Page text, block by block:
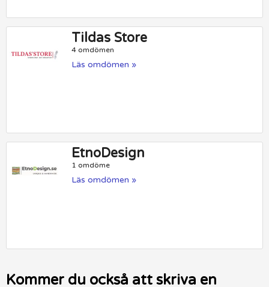
Tildas Store
4 omdömen
Läs omdömen »
EtnoDesign
1 omdöme
Läs omdömen »
Kommer du också att skriva en